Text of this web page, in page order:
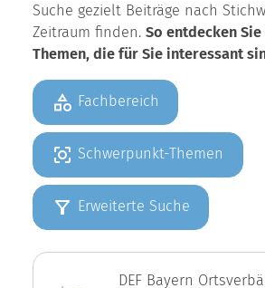
Suche gezielt Beiträge nach
Zeitraum finden. So entdecken
Themen, die für Sie interessant
Fachbereich
Schwerpunkt-Themen
Erweiterte Suche
DEF Bayern